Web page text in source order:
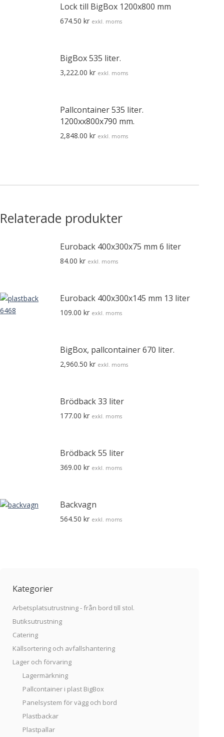
Lock till BigBox 1200x800 mm
674.50 kr exkl. moms
BigBox 535 liter.
3,222.00 kr exkl. moms
Pallcontainer 535 liter.
1200xx800x790 mm.
2,848.00 kr exkl. moms
Relaterade produkter
Euroback 400x300x75 mm 6 liter
84.00 kr exkl. moms
Euroback 400x300x145 mm 13 liter
109.00 kr exkl. moms
BigBox, pallcontainer 670 liter.
2,960.50 kr exkl. moms
Brödback 33 liter
177.00 kr exkl. moms
Brödback 55 liter
369.00 kr exkl. moms
Backvagn
564.50 kr exkl. moms
Kategorier
Arbetsplatsutrustning - från bord till stol.
Butiksutrustning
Catering
Källsortering och avfallshantering
Lager och förvaring
Lagermärkning
Pallcontainer i plast BigBox
Panelsystem för vägg och bord
Plastbackar
Plastpallar